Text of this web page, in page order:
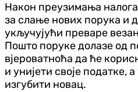
Након преузимања
за слање нових порука и
укључујући преваре
Пошто поруке долазе од
вјероватноћа да ће
и унијети своје податке,
изгубити новац.